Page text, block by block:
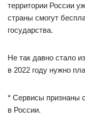
территории России
страны смогут
государства.
Не так давно стало
в 2022 году нужно
* Сервисы признаны
в России.